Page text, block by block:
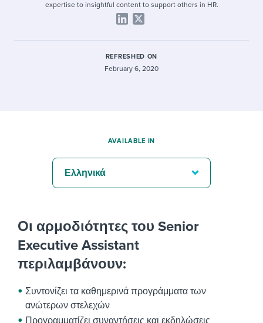
expertise to insightful content to support others in HR.
REFRESHED ON
February 6, 2020
Οι αρμοδιότητες του Senior
Executive Assistant
περιλαμβάνουν:
Συντονίζει τα καθημερινά προγράμματα των
ανώτερων στελεχών
Προγραμματίζει συναντήσεις και εκδηλώσεις
AVAILABLE IN
Ελληνικά